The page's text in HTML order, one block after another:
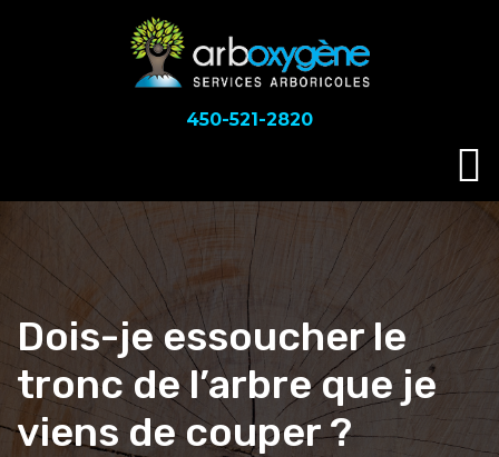
450-521-2820
Dois-je essoucher le
tronc de l’arbre que je
viens de couper ?